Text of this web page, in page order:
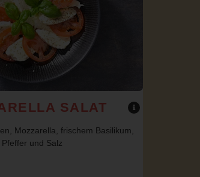
SALAT
Mozzarella, frischem Basilikum,
Pfeffer und Salz